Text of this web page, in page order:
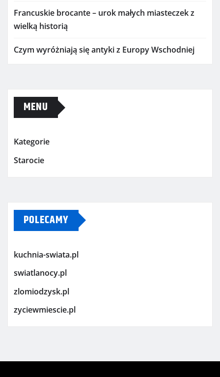
Francuskie brocante – urok małych miasteczek z
wielką historią
Czym wyróżniają się antyki z Europy Wschodniej
MENU
Kategorie
Starocie
POLECAMY
kuchnia-swiata.pl
swiatlanocy.pl
zlomiodzysk.pl
zyciewmiescie.pl